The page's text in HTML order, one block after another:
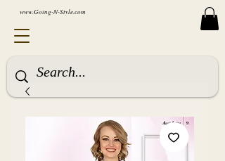
www.Going-N-Style.com